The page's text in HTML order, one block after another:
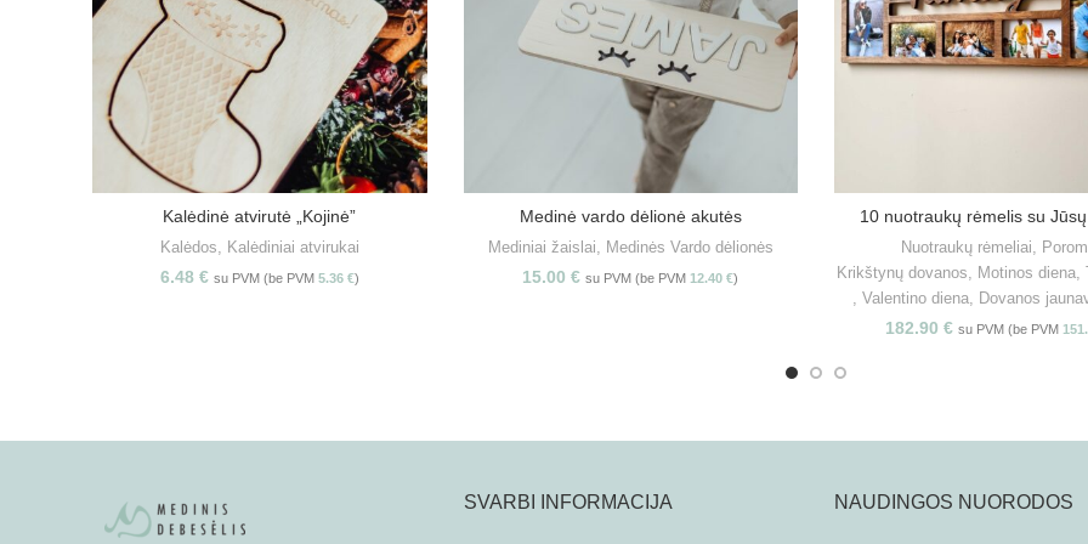
Į KREPŠELĮ
Kalėdinė atvirutė „Kojinė”
Kalėdos, Kalėdiniai atvirukai
6.48 € su PVM (be PVM 5.36 €)
PASIRINKITE SAVYBES
Medinė vardo dėlionė akutės
Mediniai žaislai, Medinės Vardo dėlionės
15.00€ su PVM (be PVM 12.40€)
PASIRINKITE
10 nuotraukų rėmelis su
Nuotraukų rėmeliai,
Krikštynų dovanos, Motinos diena,
, Valentino diena, Dovanos
182.90 € su PVM (be PVM
SVARBI INFORMACIJA NAUDINGOS NUORODOS